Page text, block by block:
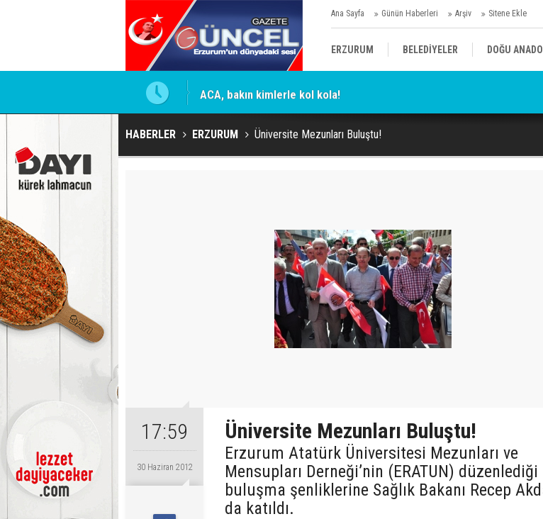
Ana Sayfa Günün Haberleri Arşiv Sitene Ekle
ERZURUM BELEDİYELER DOĞU
KÜLTÜR/SANAT//MAĞAZİN
için firmaya resmi talimat ACA, bakın kimlerle kol kola!
HABERLER ERZURUM Üniversite Mezunları Buluştu!
17:59
30 Haziran 2012
Üniversite Mezunları Buluştu!
Erzurum Atatürk Üniversitesi Mezunları ve
Mensupları Derneği’nin (ERATUN) düzenlediği
buluşma şenliklerine Sağlık Bakanı Recep
da katıldı.